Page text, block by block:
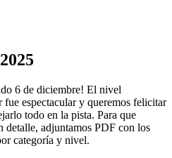
6 de diciembre! El nivel
fue espectacular y queremos felicitar
todo en la pista. Para que
detalle, adjuntamos PDF con los
categoría y nivel.